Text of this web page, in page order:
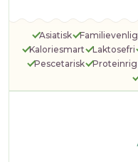
Asiatisk Familievenlig
Kaloriesmart
Laktosefri
Pescetarisk
Proteinrig